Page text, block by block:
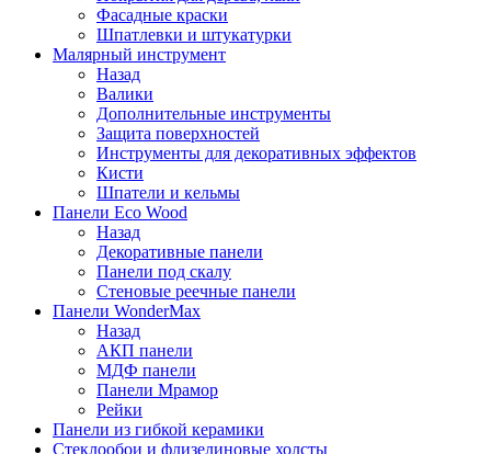
Фасадные краски
Шпатлевки и штукатурки
Малярный инструмент
Назад
Валики
Дополнительные инструменты
Защита поверхностей
Инструменты для декоративных эффектов
Кисти
Шпатели и кельмы
Панели Eco Wood
Назад
Декоративные панели
Панели под скалу
Стеновые реечные панели
Панели WonderMax
Назад
АКП панели
МДФ панели
Панели Мрамор
Рейки
Панели из гибкой керамики
Стеклообои и флизелиновые холсты